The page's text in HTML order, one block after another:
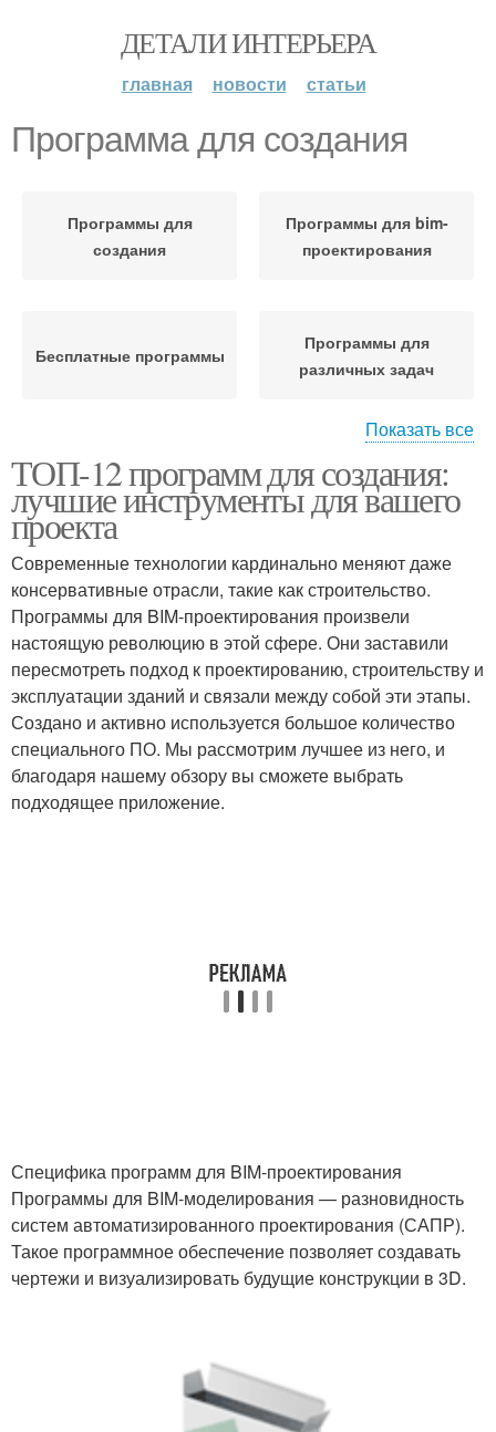
ДЕТАЛИ ИНТЕРЬЕРА
главная новости статьи
Программа для создания
Программы для
создания
Программы для bim-
проектирования
Бесплатные программы
Программы для
различных задач
Программы из списка Платные программы
Показать все
ТОП-12 программ для создания:
лучшие инструменты для вашего
проекта
Современные технологии кардинально меняют даже
консервативные отрасли, такие как строительство.
Программы для BIM-проектирования произвели
настоящую революцию в этой сфере. Они заставили
пересмотреть подход к проектированию, строительству и
эксплуатации зданий и связали между собой эти этапы.
Создано и активно используется большое количество
специального ПО. Мы рассмотрим лучшее из него, и
благодаря нашему обзору вы сможете выбрать
подходящее приложение.
Специфика программ для BIM-проектирования
Программы для BIM-моделирования — разновидность
систем автоматизированного проектирования (САПР).
Такое программное обеспечение позволяет создавать
чертежи и визуализировать будущие конструкции в 3D.